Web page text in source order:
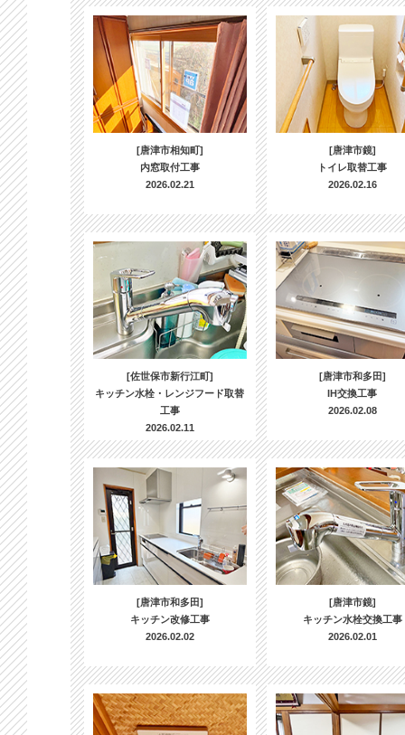
[唐津市相知町]
内窓取付工事
2026.02.21
[唐津市鏡]
トイレ取替工事
2026.02.16
[佐世保市新行江町]
キッチン水栓・レンジフード取替
工事
2026.02.11
[唐津市和多田]
IH交換工事
2026.02.08
[唐津市和多田]
キッチン改修工事
2026.02.02
[唐津市鏡]
キッチン水栓交換工事
2026.02.01